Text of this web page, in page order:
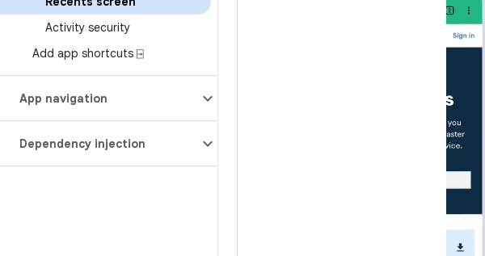
Activity security
Add app shortcuts ⍈
App navigation
Dependency injection